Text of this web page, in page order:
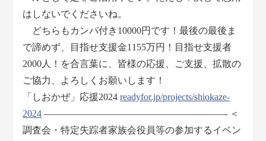
はしないでくださいね。
どちらもカンパ付き10000円です！最後の最後ま
で諦めず、目指せ支援金1155万円！目指せ支援者
2000人！を合言葉に、皆様の応援、ご支援、拡散の
ご協力、よろしくお願いします！
「しおかぜ」応援2024readyfor.jp/projects/shiokaze-
2024 ―――――――――――――――――――- ＜
調査会・特定失踪者家族会役員等の参加するイベン